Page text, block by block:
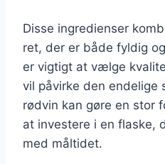
Disse ingredienser
ret, der er både fyldig
er vigtigt at vælge
vil påvirke den endelige
rødvin kan gøre en stor
at investere i en flaske,
med måltidet.